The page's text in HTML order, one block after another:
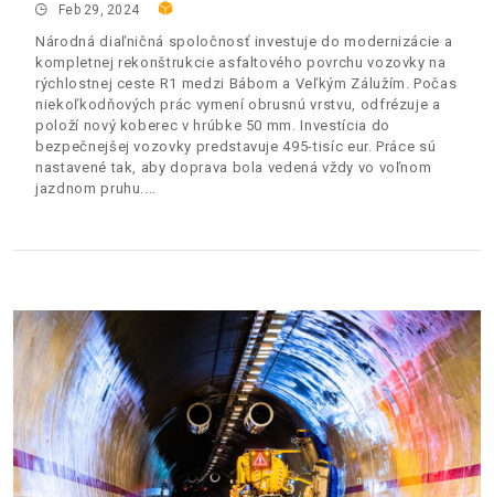
Feb 29, 2024
Národná diaľničná spoločnosť investuje do modernizácie a
kompletnej rekonštrukcie asfaltového povrchu vozovky na
rýchlostnej ceste R1 medzi Bábom a Veľkým Zálužím. Počas
niekoľkodňových prác vymení obrusnú vrstvu, odfrézuje a
položí nový koberec v hrúbke 50 mm. Investícia do
bezpečnejšej vozovky predstavuje 495-tisíc eur. Práce sú
nastavené tak, aby doprava bola vedená vždy vo voľnom
jazdnom pruhu.